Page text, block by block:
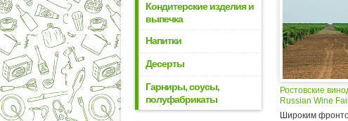
Кондитерские изделия и
выпечка
Напитки
Десерты
Гарниры, соусы,
полуфабрикаты
Ростовские
Russian Wine
Широким